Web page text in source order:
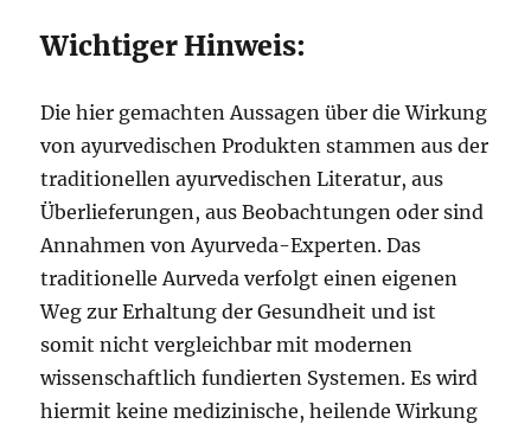
Wichtiger Hinweis:
Die hier gemachten Aussagen über die Wirkung
von ayurvedischen Produkten stammen aus der
traditionellen ayurvedischen Literatur, aus
Überlieferungen, aus Beobachtungen oder sind
Annahmen von Ayurveda-Experten. Das
traditionelle Aurveda verfolgt einen eigenen
Weg zur Erhaltung der Gesundheit und ist
somit nicht vergleichbar mit modernen
wissenschaftlich fundierten Systemen. Es wird
hiermit keine medizinische, heilende Wirkung